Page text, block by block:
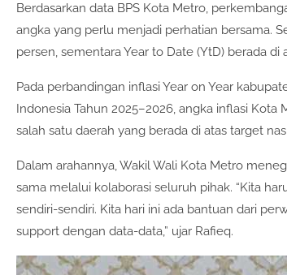
Berdasarkan data BPS Kota Metro,
angka yang perlu menjadi perhatian bersama.
persen, sementara Year to Date (YtD) berada di
Pada perbandingan inflasi Year on Year
Indonesia Tahun 2025–2026, angka inflasi
salah satu daerah yang berada di atas target
Dalam arahannya, Wakil Wali Kota Metro
sama melalui kolaborasi seluruh pihak. “Kita
sendiri-sendiri. Kita hari ini ada bantuan dari
support dengan data-data,” ujar Rafieq.